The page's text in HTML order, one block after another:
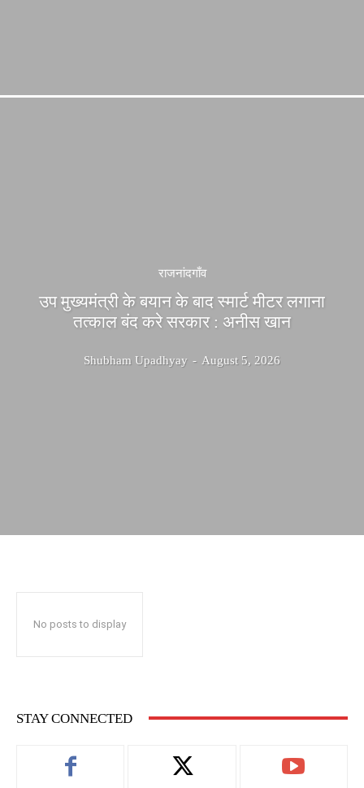
राजनांदगाँव
उप मुख्यमंत्री के बयान के बाद स्मार्ट मीटर लगाना
तत्काल बंद करे सरकार : अनीस खान
Shubham Upadhyay - August 5, 2026
No posts to display
STAY CONNECTED